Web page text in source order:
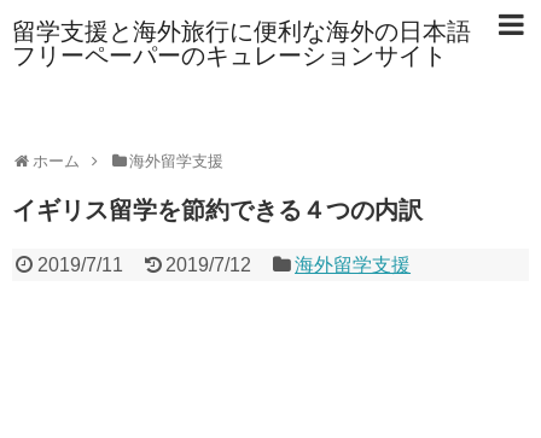
留学支援と海外旅行に便利な海外の日本語
フリーペーパーのキュレーションサイト
ホーム 海外留学支援
イギリス留学を節約できる４つの内訳
2019/7/11 2019/7/12 海外留学支援